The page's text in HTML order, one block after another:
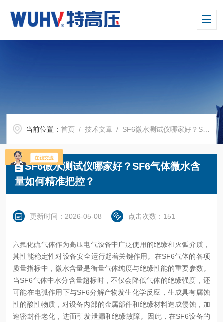
当前位置：首页 /技术文章 / SF6微水测试仪哪家好？SF6气体微水含量如何精准把控？
SF6微水测试仪哪家好？SF6气体微水含
量如何精准把控？
更新时间：2026-05-08 点击次数：151
六氟化硫气体作为高压电气设备中广泛使用的绝缘和灭弧介质，
其性能稳定性对设备安全运行起着关键作用。在SF6气体的各项
质量指标中，微水含量是衡量气体纯度与绝缘性能的重要参数。
当SF6气体中水分含量超标时，不仅会降低气体的绝缘强度，还
可能在电弧作用下与SF6分解产物发生化学反应，生成具有腐蚀
性的酸性物质，对设备内部的金属部件和绝缘材料造成侵蚀，加
速密封件老化，进而引发泄漏和绝缘故障。因此，在SF6设备的